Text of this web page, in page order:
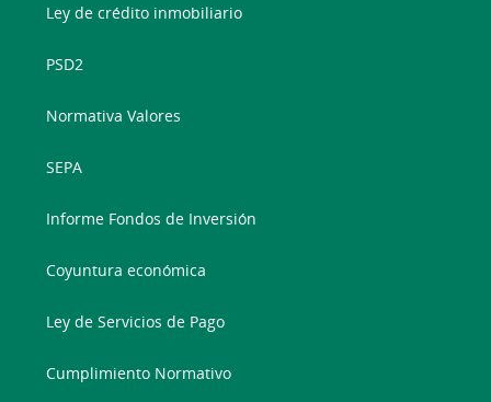
Ley de crédito inmobiliario
PSD2
Normativa Valores
SEPA
Informe Fondos de Inversión
Coyuntura económica
Ley de Servicios de Pago
Cumplimiento Normativo